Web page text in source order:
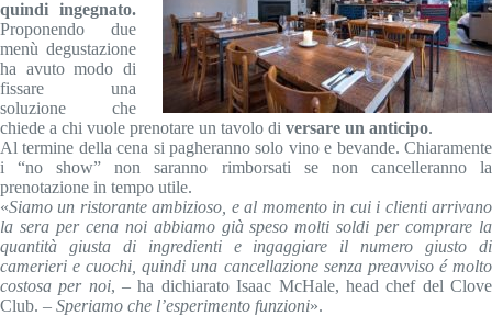
quindi ingegnato.
Proponendo due
menù degustazione
ha avuto modo di
fissare una
soluzione che
chiede a chi vuole prenotare un tavolo di versare un anticipo.
Al termine della cena si pagheranno solo vino e bevande. Chiaramente
i “no show” non saranno rimborsati se non cancelleranno la
prenotazione in tempo utile.
«Siamo un ristorante ambizioso, e al momento in cui i clienti arrivano
la sera per cena noi abbiamo già speso molti soldi per comprare la
quantità giusta di ingredienti e ingaggiare il numero giusto di
camerieri e cuochi, quindi una cancellazione senza preavviso é molto
costosa per noi, – ha dichiarato Isaac McHale, head chef del Clove
Club. – Speriamo che l’esperimento funzioni».